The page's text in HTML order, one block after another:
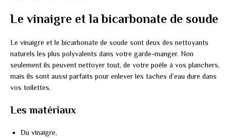
Le vinaigre et la bicarbonate de soude
Le vinaigre et le bicarbonate de soude sont deux des nettoyants
naturels les plus polyvalents dans votre garde-manger. Non
seulement ils peuvent nettoyer tout, de votre poêle à vos planchers,
mais ils sont aussi parfaits pour enlever les taches d’eau dure dans
vos toilettes.
Les matériaux
Du vinaigre,